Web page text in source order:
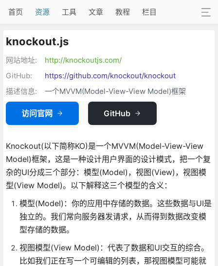
首页 资源 工具 文章 教程 栏目
knockout.js
网站地址:
http://knockoutjs.com/
GitHub:
https://github.com/knockout/knockout
描述信息:
一个MVVM(Model-View-View Model)框架
访问官网 GitHub
Knockout(以下简称KO)是一个MVVM(Model-View-View
Model)框架，这是一种设计用户界面的设计模式，把一个复
杂的UI分成三个部分：模型(Model)，视图(View)，视图模
型(View Model)。以下解释这三个模型的含义：
模型(Model)：你的应用中存储的数据。这些数据与UI是
独立的。我们常向服务器发请求，从而得到数据改变模
型存储的数据。
视图模型(View Model)：代表了数据和UI交互的综合。
比如我们正在写一个可编辑的列表，那视图模型可能就